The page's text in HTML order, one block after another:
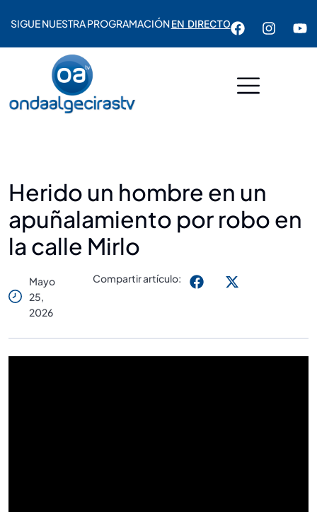
SIGUE NUESTRA PROGRAMACIÓNEN DIRECTO
Herido un hombre en un
apuñalamiento por robo en
la calle Mirlo
Mayo
25,
2026
Compartir artículo: